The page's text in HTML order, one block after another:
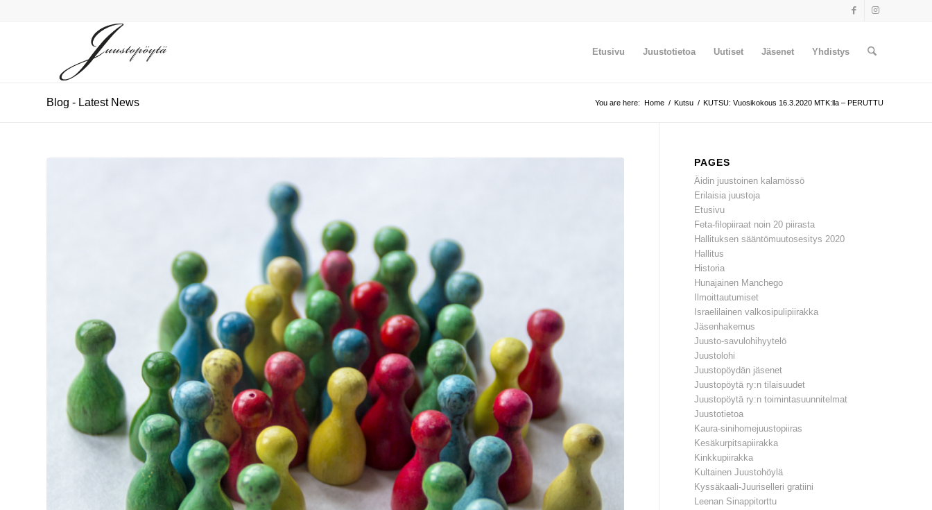
Etusivu Juustotietoa Uutiset Jäsenet Yhdistys
Blog - Latest News You are here: Home / Kutsu / KUTSU: Vuosikokous 16.3.2020 MTK:lla – PERUTTU
PAGES
Äidin juustoinen kalamössö
Erilaisia juustoja
Etusivu
Feta-filopiiraat noin 20 piirasta
Hallituksen sääntömuutosesitys 2020
Hallitus
Historia
Hunajainen Manchego
Ilmoittautumiset
Israelilainen valkosipulipiirakka
Jäsenhakemus
Juusto-savulohihyytelö
Juustolohi
Juustopöydän jäsenet
Juustopöytä ry:n tilaisuudet
Juustopöytä ry:n toimintasuunnitelmat
Juustotietoa
Kaura-sinihomejuustopiiras
Kesäkurpitsapiirakka
Kinkkupiirakka
Kultainen Juustohöylä
Kyssäkaali-Juuriselleri gratiini
Leenan Sinappitorttu